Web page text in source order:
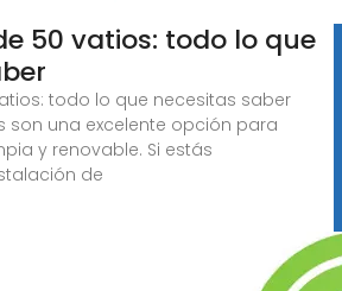
50 vatios: todo lo que
todo lo que necesitas saber
son una excelente opción para
y renovable. Si estás
de